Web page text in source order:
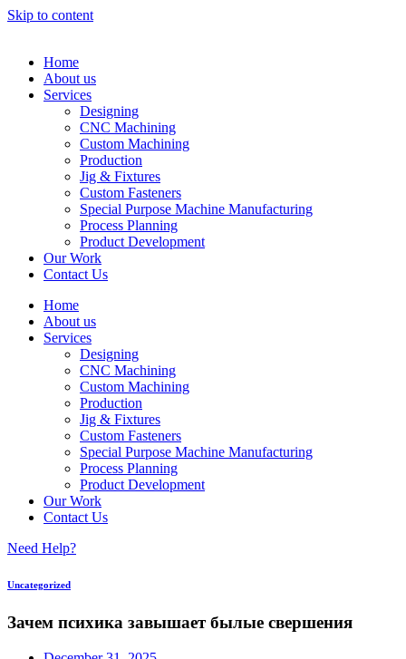
Skip to content
Home
About us
Services
Designing
CNC Machining
Custom Machining
Production
Jig & Fixtures
Custom Fasteners
Special Purpose Machine Manufacturing
Process Planning
Product Development
Our Work
Contact Us
Home
About us
Services
Designing
CNC Machining
Custom Machining
Production
Jig & Fixtures
Custom Fasteners
Special Purpose Machine Manufacturing
Process Planning
Product Development
Our Work
Contact Us
Need Help?
Uncategorized
Зачем психика завышает былые свершения